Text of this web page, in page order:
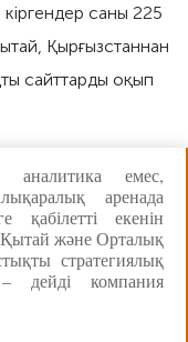
саны 225
Қырғызстаннан
сайттарды оқып
емес,
аренада
қабілетті екенін
Қытай және Орталық
стратегиялық
дейді компания